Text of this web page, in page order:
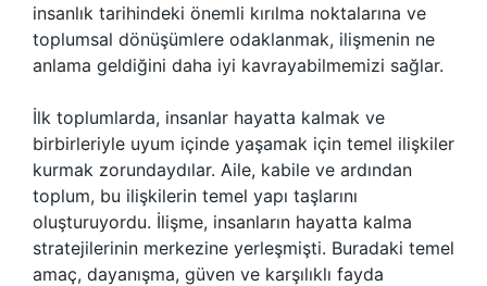
insanlık tarihindeki önemli kırılma noktalarına ve
toplumsal dönüşümlere odaklanmak, ilişmenin ne
anlama geldiğini daha iyi kavrayabilmemizi sağlar.
İlk toplumlarda, insanlar hayatta kalmak ve
birbirleriyle uyum içinde yaşamak için temel ilişkiler
kurmak zorundaydılar. Aile, kabile ve ardından
toplum, bu ilişkilerin temel yapı taşlarını
oluşturuyordu. İlişme, insanların hayatta kalma
stratejilerinin merkezine yerleşmişti. Buradaki temel
amaç, dayanışma, güven ve karşılıklı fayda